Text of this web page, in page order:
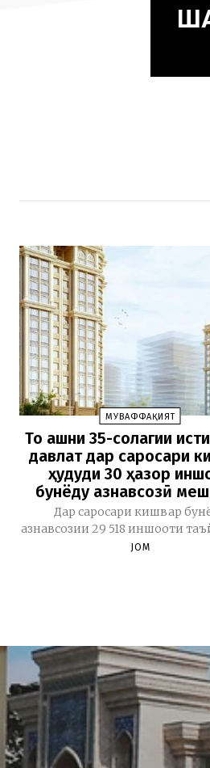
МУВАФФАҚИЯТ
То ҷашни 35-солагии
давлат дар саросари
ҳудуди 30 ҳазор
бунёду азнавсозӣ
Дар саросари кишвар
азнавсозии 29 518 иншооти
JOM